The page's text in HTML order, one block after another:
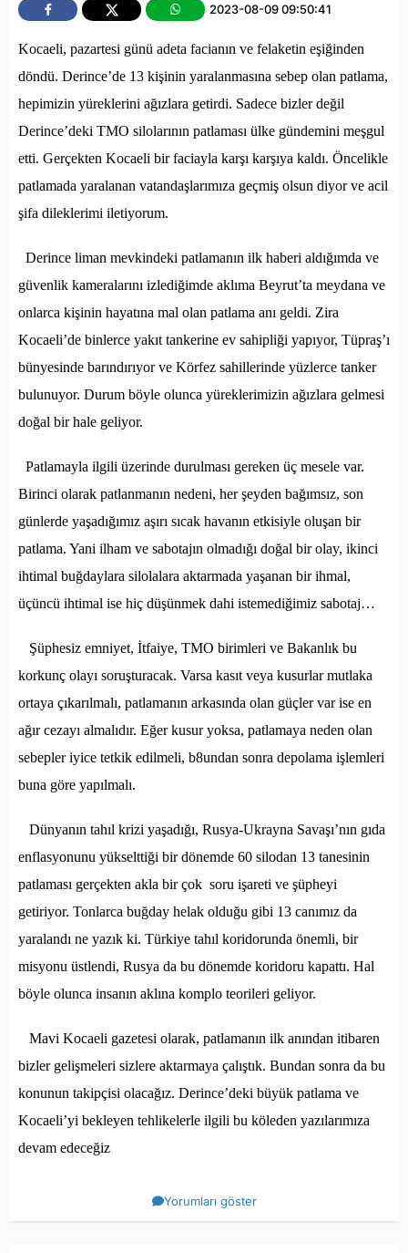
2023-08-09 09:50:41
Kocaeli, pazartesi günü adeta facianın ve felaketin eşiğinden
döndü. Derince’de 13 kişinin yaralanmasına sebep olan patlama,
hepimizin yüreklerini ağızlara getirdi. Sadece bizler değil
Derince’deki TMO silolarının patlaması ülke gündemini meşgul
etti. Gerçekten Kocaeli bir faciayla karşı karşıya kaldı. Öncelikle
patlamada yaralanan vatandaşlarımıza geçmiş olsun diyor ve acil
şifa dileklerimi iletiyorum.
Derince liman mevkindeki patlamanın ilk haberi aldığımda ve
güvenlik kameralarını izlediğimde aklıma Beyrut’ta meydana ve
onlarca kişinin hayatına mal olan patlama anı geldi. Zira
Kocaeli’de binlerce yakıt tankerine ev sahipliği yapıyor, Tüpraş’ı
bünyesinde barındırıyor ve Körfez sahillerinde yüzlerce tanker
bulunuyor. Durum böyle olunca yüreklerimizin ağızlara gelmesi
doğal bir hale geliyor.
Patlamayla ilgili üzerinde durulması gereken üç mesele var.
Birinci olarak patlanmanın nedeni, her şeyden bağımsız, son
günlerde yaşadığımız aşırı sıcak havanın etkisiyle oluşan bir
patlama. Yani ilham ve sabotajın olmadığı doğal bir olay, ikinci
ihtimal buğdaylara silolalara aktarmada yaşanan bir ihmal,
üçüncü ihtimal ise hiç düşünmek dahi istemediğimiz sabotaj…
Şüphesiz emniyet, İtfaiye, TMO birimleri ve Bakanlık bu
korkunç olayı soruşturacak. Varsa kasıt veya kusurlar mutlaka
ortaya çıkarılmalı, patlamanın arkasında olan güçler var ise en
ağır cezayı almalıdır. Eğer kusur yoksa, patlamaya neden olan
sebepler iyice tetkik edilmeli, b8undan sonra depolama işlemleri
buna göre yapılmalı.
Dünyanın tahıl krizi yaşadığı, Rusya-Ukrayna Savaşı’nın gıda
enflasyonunu yükselttiği bir dönemde 60 silodan 13 tanesinin
patlaması gerçekten akla bir çok soru işareti ve şüpheyi
getiriyor. Tonlarca buğday helak olduğu gibi 13 canımız da
yaralandı ne yazık ki. Türkiye tahıl koridorunda önemli, bir
misyonu üstlendi, Rusya da bu dönemde koridoru kapattı. Hal
böyle olunca insanın aklına komplo teorileri geliyor.
Mavi Kocaeli gazetesi olarak, patlamanın ilk anından itibaren
bizler gelişmeleri sizlere aktarmaya çalıştık. Bundan sonra da bu
konunun takipçisi olacağız. Derince’deki büyük patlama ve
Kocaeli’yi bekleyen tehlikelerle ilgili bu köleden yazılarımıza
devam edeceğiz
Yorumları göster